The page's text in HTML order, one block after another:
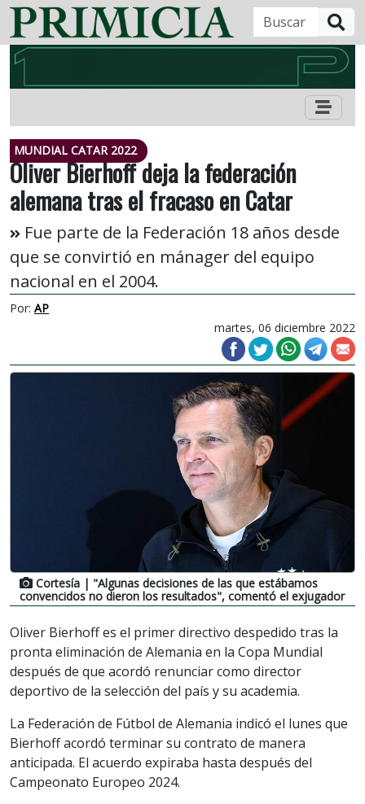
MUNDIAL CATAR 2022
Oliver Bierhoff deja la federación
alemana tras el fracaso en Catar
Fue parte de la Federación 18 años desde
que se convirtió en mánager del equipo
nacional en el 2004.
Por: AP
martes, 06 diciembre 2022
Cortesía | "Algunas decisiones de las que estábamos
convencidos no dieron los resultados", comentó el exjugador
Oliver Bierhoff es el primer directivo despedido tras la
pronta eliminación de Alemania en la Copa Mundial
después de que acordó renunciar como director
deportivo de la selección del país y su academia.
La Federación de Fútbol de Alemania indicó el lunes que
Bierhoff acordó terminar su contrato de manera
anticipada. El acuerdo expiraba hasta después del
Campeonato Europeo 2024.